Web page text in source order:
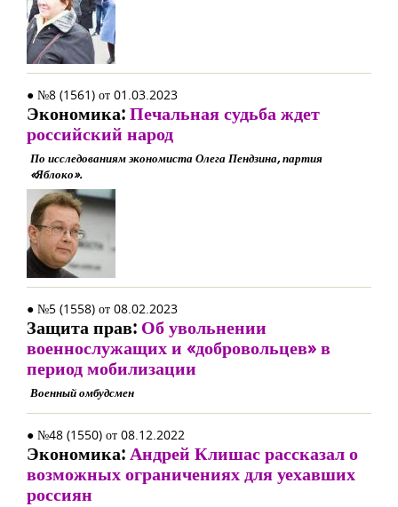
● №8 (1561) от 01.03.2023
Экономика:Печальная судьба ждет
российский народ
По исследованиям экономиста Олега Пендзина, партия
«Яблоко».
● №5 (1558) от 08.02.2023
Защита прав: Об увольнении
военнослужащих и «добровольцев» в
период мобилизации
Военный омбудсмен
● №48 (1550) от 08.12.2022
Экономика:Андрей Клишас рассказал о
возможных ограничениях для уехавших
россиян